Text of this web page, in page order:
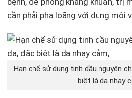
bệnh, để phòng kháng khuẩn, trị
cần phải pha loãng với dung môi
Hạn chế sử dụng tinh dầu nguyên
biệt là da nhạy